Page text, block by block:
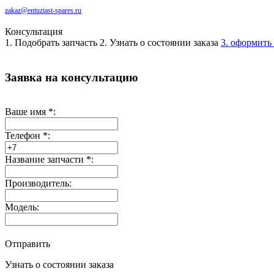
zakaz@entuziast-spares.ru
Консультация
1. Подобрать запчасть 2. Узнать о состоянии заказа 3. оформить
Заявка на консультацию
Ваше имя *:
Телефон *:
Название запчасти *:
Производитель:
Модель:
Отправить
Узнать о состоянии заказа